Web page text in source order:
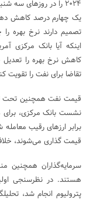
۲۰۲۴ را در روزهای
یک چهارم درصد کاهش
اینکه آیا بانک مرکزی
کاهش نرخ بهره را
تقاضا برای نفت را تقویت
قیمت نفت همچنین تحت
نشست بانک مرکزی، برای
برابر ارزهای رقیب
قیمت گذاری می‌شوند،
سرمایه‌گذاران همچنین
هستند. در نظرسنجی
پترولیوم انجام شد،